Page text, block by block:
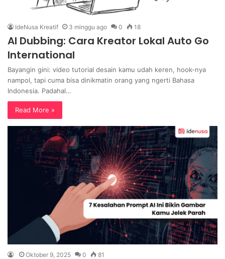
IdeNusa Kreatif 3 minggu ago 0 18
AI Dubbing: Cara Kreator Lokal Auto Go
International
Bayangin gini: video tutorial desain kamu udah keren, hook-nya
nampol, tapi cuma bisa dinikmatin orang yang ngerti Bahasa
Indonesia. Padahal…
Read More »
Oktober 9, 2025 0 81